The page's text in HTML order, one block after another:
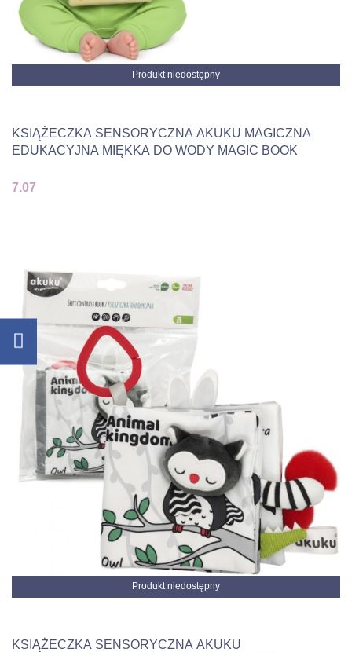
Produkt niedostępny
KSIĄŻECZKA SENSORYCZNA AKUKU MAGICZNA
EDUKACYJNA MIĘKKA DO WODY MAGIC BOOK
7.07
Produkt niedostępny
KSIĄŻECZKA SENSORYCZNA AKUKU